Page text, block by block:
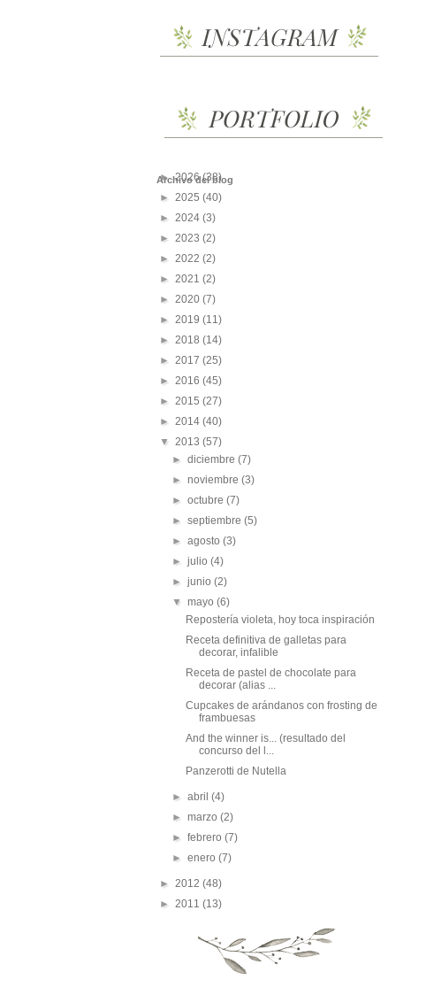
Archivo del blog
►2026(38)
► 2025 (40)
► 2024 (3)
► 2023 (2)
► 2022 (2)
► 2021 (2)
► 2020 (7)
► 2019 (11)
► 2018 (14)
► 2017 (25)
► 2016 (45)
► 2015 (27)
► 2014 (40)
▼ 2013 (57)
►diciembre(7)
►noviembre(3)
►octubre(7)
►septiembre(5)
►agosto(3)
►julio(4)
►junio(2)
▼mayo(6)
Repostería violeta, hoy toca inspiración
Receta definitiva de galletas para
decorar, infalible
Receta de pastel de chocolate para
decorar (alias ...
Cupcakes de arándanos con frosting de
frambuesas
And the winner is... (resultado del
concurso del l...
Panzerotti de Nutella
►abril(4)
►marzo(2)
►febrero(7)
►enero(7)
► 2012 (48)
► 2011 (13)